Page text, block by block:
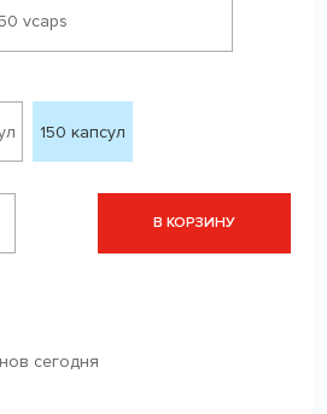
vcaps
150 капсул
В КОРЗИНУ
сегодня